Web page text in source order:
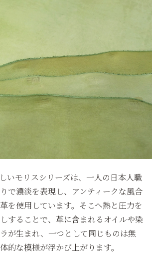
モリスシリーズは、一人の日本人職
で濃淡を表現し、アンティークな風合
を使用しています。そこへ熱と圧力を
することで、革に含まれるオイルや染
が生まれ、一つとして同じものは無
的な模様が浮かび上がります。